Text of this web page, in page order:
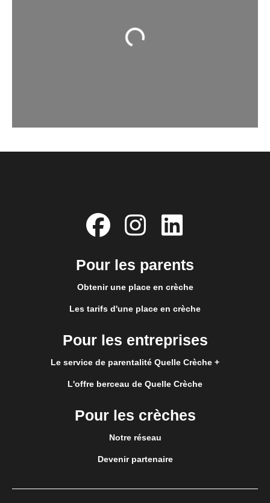
Chargement...
Pour les parents
Obtenir une place en crèche
Les tarifs d'une place en crèche
Pour les entreprises
Le service de parentalité Quelle Crèche +
L'offre berceau de Quelle Crèche
Pour les crèches
Notre réseau
Devenir partenaire